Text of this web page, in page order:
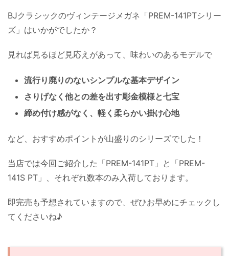
BJクラシックのヴィンテージメガネ「PREM-141PTシリー
ズ」はいかがでしたか？
見れば見るほど見応えがあって、味わいのあるモデルで
流行り廃りのないシンプルな基本デザイン
さりげなく他との差を出す彫金模様と七宝
締め付け感がなく、軽く柔らかい掛け心地
など、おすすめポイントが山盛りのシリーズでした！
当店では今回ご紹介した「PREM-141PT」と「PREM-
141S PT」、それぞれ数本のみ入荷しております。
即完売も予想されていますので、ぜひお早めにチェックし
てくださいね♪